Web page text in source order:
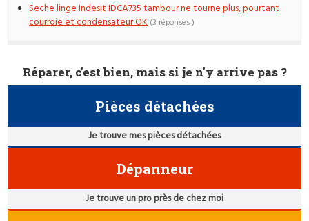
Seche linge Indesit IDCA735 tambour ne tourne plus, pourtant
courroie et condensateur OK (3 réponses )
Réparer, c'est bien, mais si je n'y arrive pas ?
Pièces détachées
Je trouve mes pièces détachées
Dépanneur
Je trouve un pro près de chez moi